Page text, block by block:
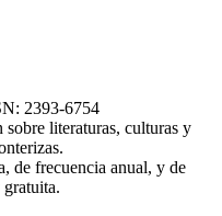
2393-6754
literaturas, culturas y
de frecuencia anual, y de